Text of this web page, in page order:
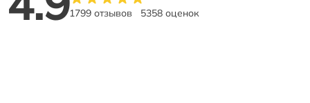
1799 отзывов 5358 оценок